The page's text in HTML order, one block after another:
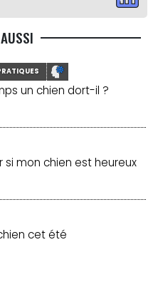
un chien dort-il ?
mon chien est heureux
cet été